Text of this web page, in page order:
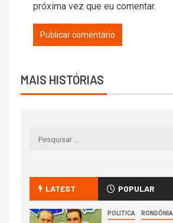
próxima vez que eu comentar.
MAIS HISTÓRIAS
LATEST POPULAR
POLITICA RONDÔNIA